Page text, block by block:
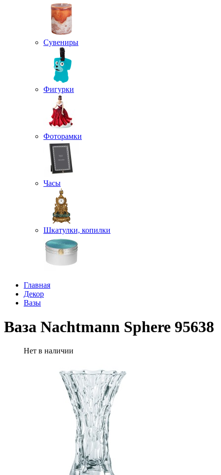
Сувениры
Фигурки
Фоторамки
Часы
Шкатулки, копилки
Главная
Декор
Вазы
Ваза Nachtmann Sphere 95638
Нет в наличии